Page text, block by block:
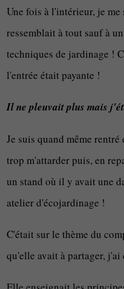
Une fois à l'intérieur, je
ressemblait à tout sauf à
techniques de jardinage !
l'entrée était payante !
Il ne pleuvait plus mais
Je suis quand même
trop m'attarder puis, en
un stand où il y avait une
atelier d'écojardinage !
C'était sur le thème du
qu'elle avait à partager, j'ai